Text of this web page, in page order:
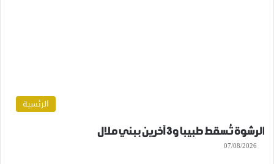
الرئسية
الرشوة تُسقط طبيبا و3 آخرين ببني ملال
07/08/2026